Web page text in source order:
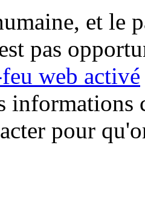
et le
pas
web activé
informations
pour